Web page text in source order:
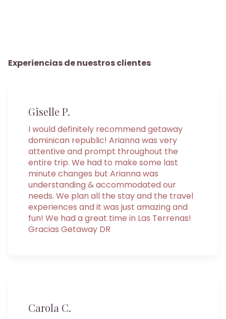
Experiencias de nuestros clientes
Giselle P.
I would definitely recommend getaway
dominican republic! Arianna was very
attentive and prompt throughout the
entire trip. We had to make some last
minute changes but Arianna was
understanding & accommodated our
needs. We plan all the stay and the travel
experiences and it was just amazing and
fun! We had a great time in Las Terrenas!
Gracias Getaway DR
Carola C.